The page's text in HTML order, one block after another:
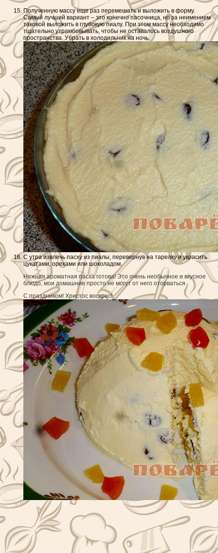
Полученную массу еще раз перемешать и выложить в форму.
Самый лучший вариант – это конечно пасочница, но за неимением
таковой выложить в глубокую пиалу. При этом массу необходимо
тщательно утрамбовывать, чтобы не оставалось воздушного
пространства. Убрать в холодильник на ночь.
С утра извлечь пасху из пиалы, перевернув на тарелку и украсить
цукатами, орехами или шоколадом.
Нежная ароматная пасха готова! Это очень необычное и вкусное
блюдо, мои домашние просто не могут от него оторваться.
С праздником! Христос воскрес!